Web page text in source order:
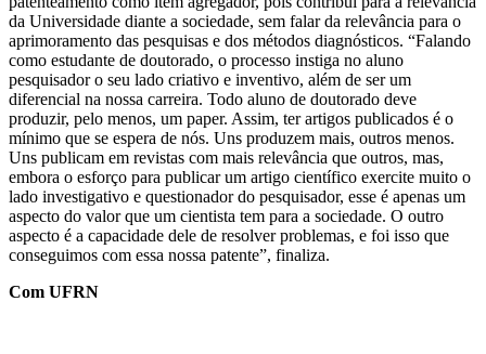
da Universidade diante a sociedade, sem falar da relevância para o
aprimoramento das pesquisas e dos métodos diagnósticos. “Falando
como estudante de doutorado, o processo instiga no aluno
pesquisador o seu lado criativo e inventivo, além de ser um
diferencial na nossa carreira. Todo aluno de doutorado deve
produzir, pelo menos, um paper. Assim, ter artigos publicados é o
mínimo que se espera de nós. Uns produzem mais, outros menos.
Uns publicam em revistas com mais relevância que outros, mas,
embora o esforço para publicar um artigo científico exercite muito o
lado investigativo e questionador do pesquisador, esse é apenas um
aspecto do valor que um cientista tem para a sociedade. O outro
aspecto é a capacidade dele de resolver problemas, e foi isso que
conseguimos com essa nossa patente”, finaliza.
Com UFRN